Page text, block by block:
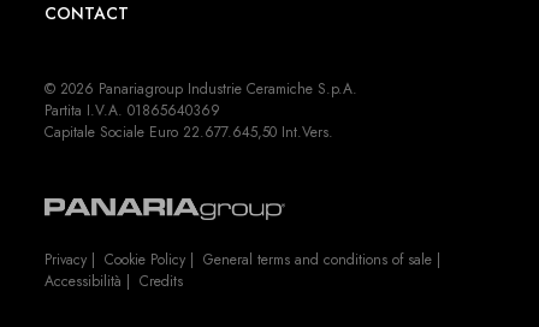
CONTACT
© 2026 Panariagroup Industrie Ceramiche S.p.A.
Partita I.V.A. 01865640369
Capitale Sociale Euro 22.677.645,50 Int.Vers.
Privacy |Cookie Policy |General terms and conditions of sale |
Accessibilità |Credits